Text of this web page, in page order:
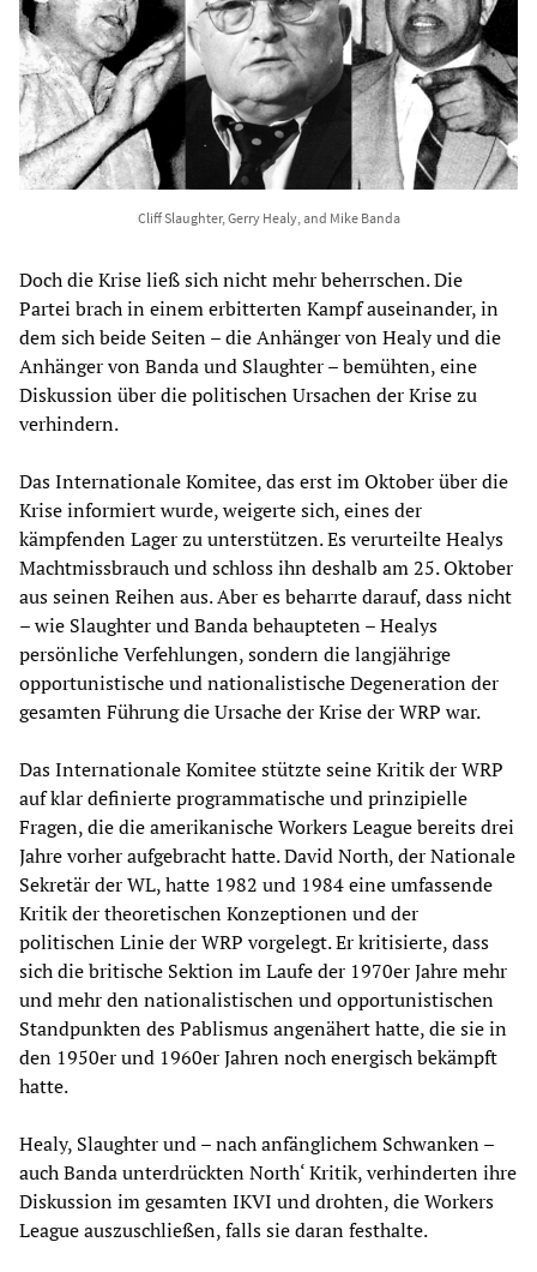
Cliff Slaughter, Gerry Healy, and Mike Banda
Doch die Krise ließ sich nicht mehr beherrschen. Die
Partei brach in einem erbitterten Kampf auseinander, in
dem sich beide Seiten – die Anhänger von Healy und die
Anhänger von Banda und Slaughter – bemühten, eine
Diskussion über die politischen Ursachen der Krise zu
verhindern.
Das Internationale Komitee, das erst im Oktober über die
Krise informiert wurde, weigerte sich, eines der
kämpfenden Lager zu unterstützen. Es verurteilte Healys
Machtmissbrauch und schloss ihn deshalb am 25. Oktober
aus seinen Reihen aus. Aber es beharrte darauf, dass nicht
– wie Slaughter und Banda behaupteten – Healys
persönliche Verfehlungen, sondern die langjährige
opportunistische und nationalistische Degeneration der
gesamten Führung die Ursache der Krise der WRP war.
Das Internationale Komitee stützte seine Kritik der WRP
auf klar definierte programmatische und prinzipielle
Fragen, die die amerikanische Workers League bereits drei
Jahre vorher aufgebracht hatte. David North, der Nationale
Sekretär der WL, hatte 1982 und 1984 eine umfassende
Kritik der theoretischen Konzeptionen und der
politischen Linie der WRP vorgelegt. Er kritisierte, dass
sich die britische Sektion im Laufe der 1970er Jahre mehr
und mehr den nationalistischen und opportunistischen
Standpunkten des Pablismus angenähert hatte, die sie in
den 1950er und 1960er Jahren noch energisch bekämpft
hatte.
Healy, Slaughter und – nach anfänglichem Schwanken –
auch Banda unterdrückten North‘ Kritik, verhinderten ihre
Diskussion im gesamten IKVI und drohten, die Workers
League auszuschließen, falls sie daran festhalte.